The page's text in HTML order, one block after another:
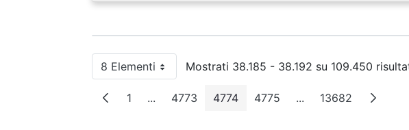
8 ElementiPer paginaMostrati 38.185 - 38.192 su 109.450
Pagina
1 ...Pagine intermedie
Pagina
4773 Pagina
4774 Pagina
4775 ...Pagine intermedie
Pagina
13682